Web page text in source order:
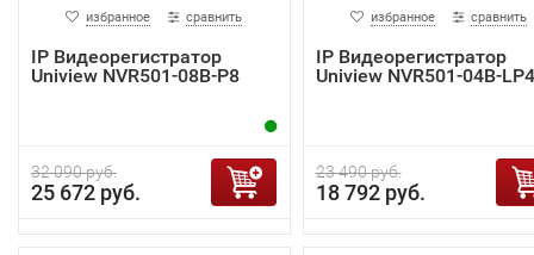
избранное сравнить
IP Видеорегистратор
Uniview NVR501-08B-P8
32 090 руб.
25 672 руб.
избранное сравнить
IP Видеорегистратор
Uniview NVR501-04B-LP4
23 490 руб.
18 792 руб.